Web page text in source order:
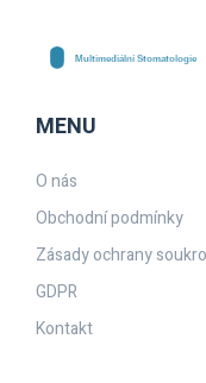
MENU
O nás
Obchodní podmínky
Zásady ochrany
GDPR
Kontakt